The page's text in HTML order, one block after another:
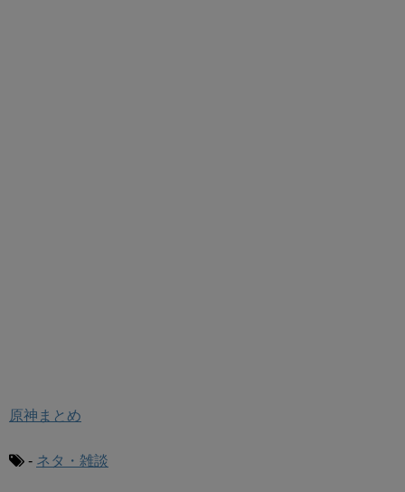
原神まとめ
- ネタ・雑談